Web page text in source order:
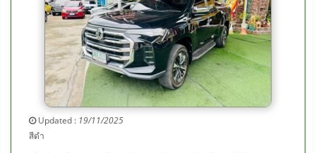
Updated : 19/11/2025
สีดำ